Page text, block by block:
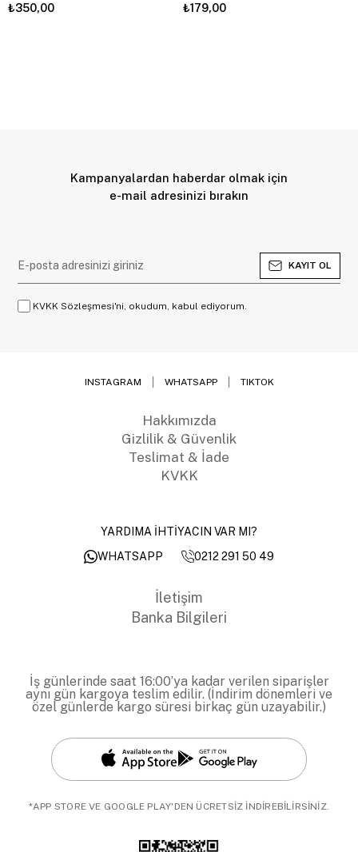
₺350,00 ₺179,00
Kampanyalardan haberdar olmak için
e-mail adresinizi bırakın
KAYIT OL
KVKK Sözleşmesi'ni, okudum, kabul ediyorum.
INSTAGRAM WHATSAPP TIKTOK
Hakkımızda
Gizlilik & Güvenlik
Teslimat & İade
KVKK
YARDIMA İHTİYACIN VAR MI?
WHATSAPP
0212 291 50 49
İletişim
Banka Bilgileri
İş günlerinde saat 16:00’ya kadar verilen siparişler
aynı gün kargoya teslim edilir. (İndirim dönemleri ve
özel günlerde kargo süresi birkaç gün uzayabilir.)
*APP STORE VE GOOGLE PLAY'DEN ÜCRETSİZ İNDİREBİLİRSİNİZ.